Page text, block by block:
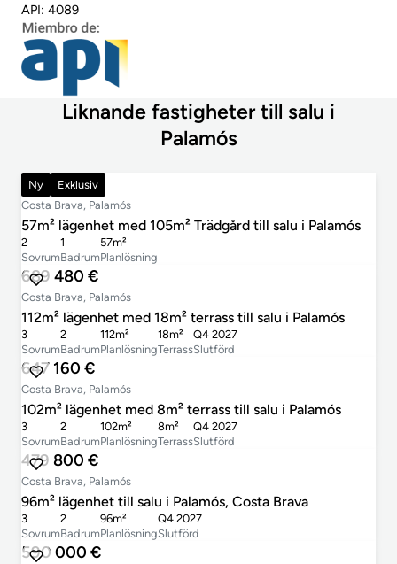
API: 4089
Liknande fastigheter till salu i
Palamós
Ny Exklusiv
420 000 €
Costa Brava, Palamós
57m² lägenhet med 105m² Trädgård till salu i Palamós
Sovrum
2
Badrum
1
Planlösning
57m²
689 480 €
Costa Brava, Palamós
112m² lägenhet med 18m² terrass till salu i Palamós
Sovrum
3
Badrum
2
Planlösning
112m²
Terrass
18m²
Slutförd
Q4 2027
647 160 €
Costa Brava, Palamós
102m² lägenhet med 8m² terrass till salu i Palamós
Sovrum
3
Badrum
2
Planlösning
102m²
Terrass
8m²
Slutförd
Q4 2027
479 800 €
Costa Brava, Palamós
96m² lägenhet till salu i Palamós, Costa Brava
Sovrum
3
Badrum
2
Planlösning
96m²
Slutförd
Q4 2027
590 000 €